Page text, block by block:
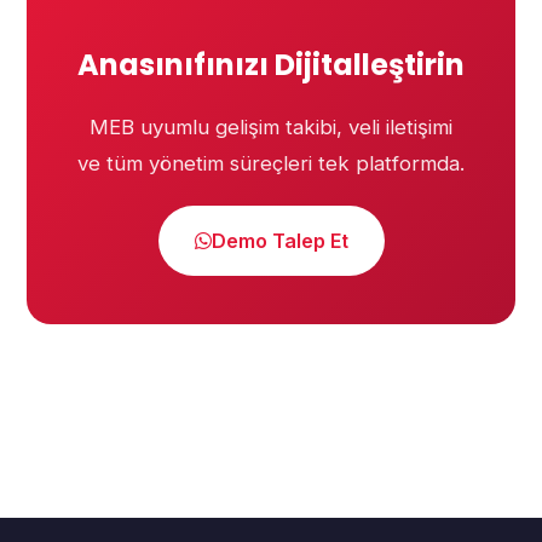
Anasınıfınızı Dijitalleştirin
MEB uyumlu gelişim takibi, veli iletişimi
ve tüm yönetim süreçleri tek platformda.
Demo Talep Et